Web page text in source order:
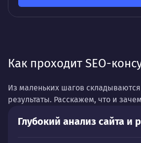
Как проходит SEO-
Из маленьких шагов
результаты. Расскажем, что и
Глубокий анализ сайта и